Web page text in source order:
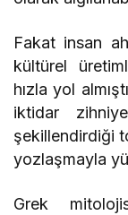
Fakat insan
kültürel
hızla yol
iktidar
şekillendirdiği
yozlaşmayla
Grek